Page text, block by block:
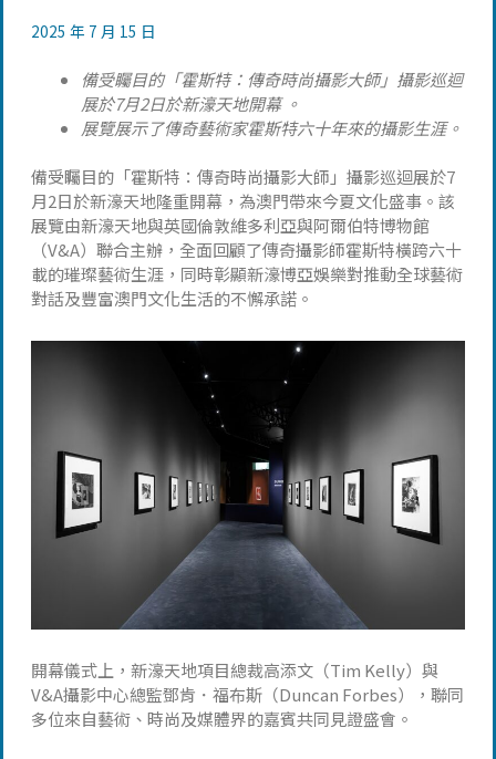
2025 年 7 月 15 日
備受矚目的「霍斯特：傳奇時尚攝影大師」攝影巡迴
展於7月2日於新濠天地開幕 。
展覽展示了傳奇藝術家霍斯特六十年來的攝影生涯。
備受矚目的「霍斯特：傳奇時尚攝影大師」攝影巡迴展於7
月2日於新濠天地隆重開幕，為澳門帶來今夏文化盛事。該
展覽由新濠天地與英國倫敦維多利亞與阿爾伯特博物館
（V&A）聯合主辦，全面回顧了傳奇攝影師霍斯特橫跨六十
載的璀璨藝術生涯，同時彰顯新濠博亞娛樂對推動全球藝術
對話及豐富澳門文化生活的不懈承諾。
開幕儀式上，新濠天地項目總裁高添文（Tim Kelly）與
V&A攝影中心總監鄧肯．福布斯（Duncan Forbes），聯同
多位來自藝術、時尚及媒體界的嘉賓共同見證盛會。